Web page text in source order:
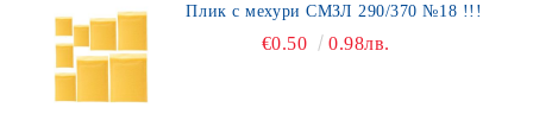
Плик с мехури СМЗЛ 290/370 №18 !!!
€0.50 0.98лв.